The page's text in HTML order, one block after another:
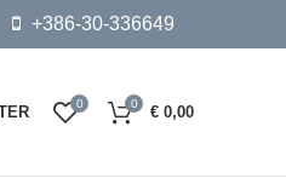
+386-30-336649
0 0 € 0,00